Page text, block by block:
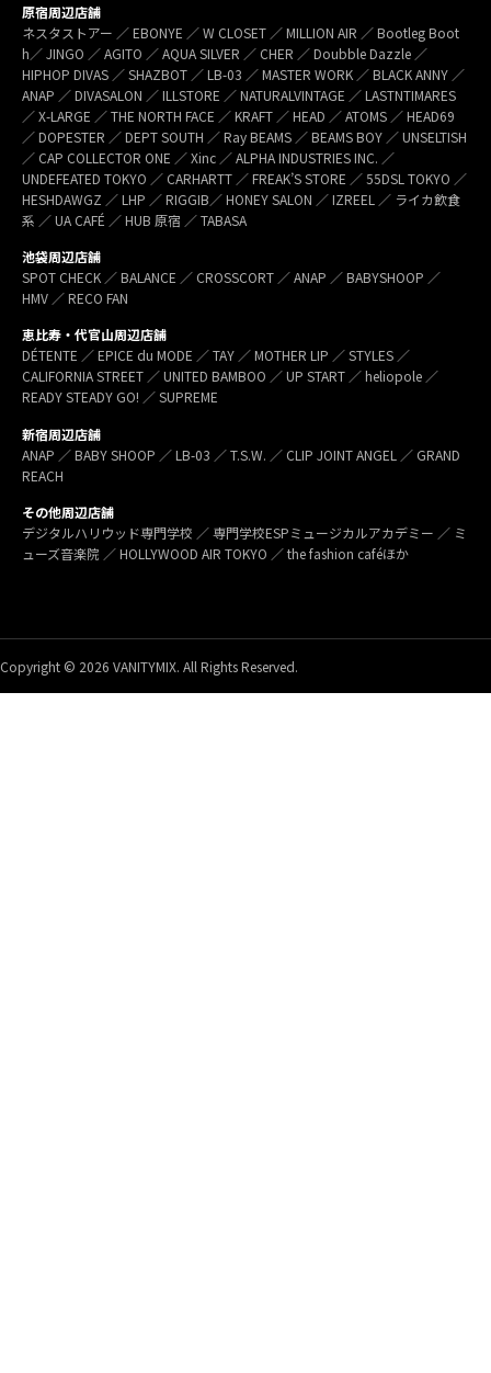
原宿周辺店舗
ネスタストアー ／ EBONYE ／ W CLOSET ／ MILLION AIR ／ Bootleg Boot
h／ JINGO ／ AGITO ／ AQUA SILVER ／ CHER ／ Doubble Dazzle ／
HIPHOP DIVAS ／ SHAZBOT ／ LB-03 ／ MASTER WORK ／ BLACK ANNY ／
ANAP ／ DIVASALON ／ ILLSTORE ／ NATURALVINTAGE ／ LASTNTIMARES
／ X-LARGE ／ THE NORTH FACE ／ KRAFT ／ HEAD ／ ATOMS ／ HEAD69
／ DOPESTER ／ DEPT SOUTH ／ Ray BEAMS ／ BEAMS BOY ／ UNSELTISH
／ CAP COLLECTOR ONE ／ Xinc ／ ALPHA INDUSTRIES INC. ／
UNDEFEATED TOKYO ／ CARHARTT ／ FREAK’S STORE ／ 55DSL TOKYO ／
HESHDAWGZ ／ LHP ／ RIGGIB／ HONEY SALON ／ IZREEL ／ ライカ飲食
系 ／ UA CAFÉ ／ HUB 原宿 ／ TABASA
池袋周辺店舗
SPOT CHECK ／ BALANCE ／ CROSSCORT ／ ANAP ／ BABYSHOOP ／
HMV ／ RECO FAN
恵比寿・代官山周辺店舗
DÉTENTE ／ EPICE du MODE ／ TAY ／ MOTHER LIP ／ STYLES ／
CALIFORNIA STREET ／ UNITED BAMBOO ／ UP START ／ heliopole ／
READY STEADY GO! ／ SUPREME
新宿周辺店舗
ANAP ／ BABY SHOOP ／ LB-03 ／ T.S.W. ／ CLIP JOINT ANGEL ／ GRAND
REACH
その他周辺店舗
デジタルハリウッド専門学校 ／ 専門学校ESPミュージカルアカデミー ／ ミ
ューズ音楽院 ／ HOLLYWOOD AIR TOKYO ／ the fashion caféほか
Copyright © 2026 VANITYMIX. All Rights Reserved.